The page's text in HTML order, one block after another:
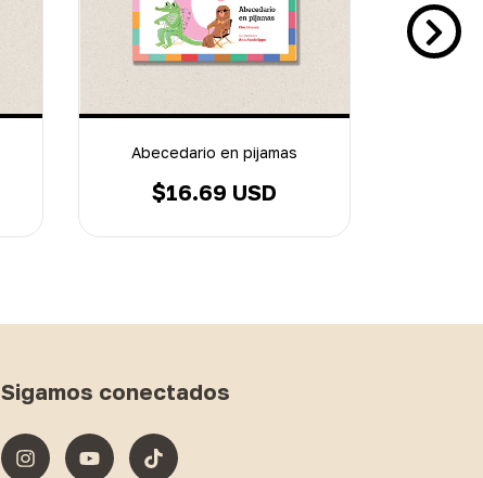
Abecedario en pijamas
$16.69 USD
Sigamos conectados